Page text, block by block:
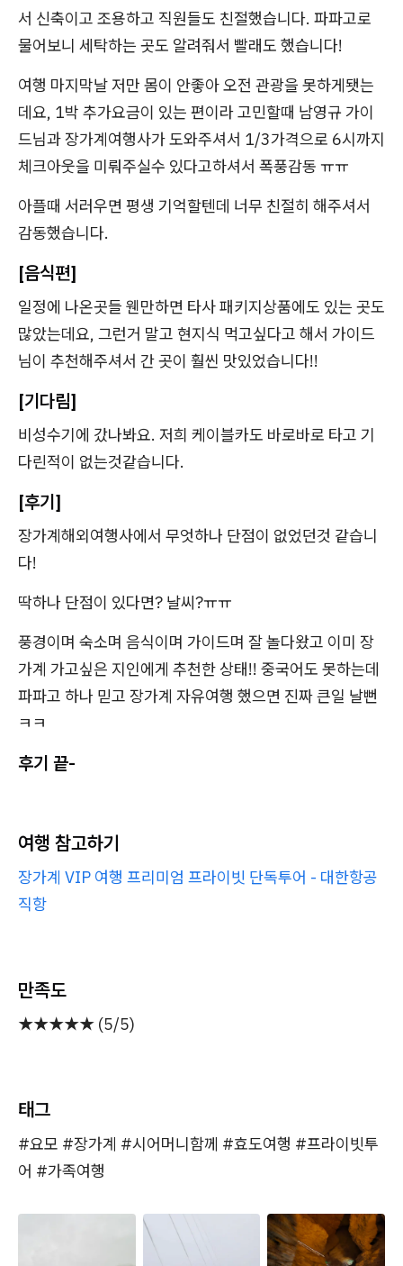
서 신축이고 조용하고 직원들도 친절했습니다. 파파고로
물어보니 세탁하는 곳도 알려줘서 빨래도 했습니다!
여행 마지막날 저만 몸이 안좋아 오전 관광을 못하게됏는
데요, 1박 추가요금이 있는 편이라 고민할때 남영규 가이
드님과 장가계여행사가 도와주셔서 1/3가격으로 6시까지
체크아웃을 미뤄주실수 있다고하셔서 폭풍감동 ㅠㅠ
아플때 서러우면 평생 기억할텐데 너무 친절히 해주셔서
감동했습니다.
[음식편]
일정에 나온곳들 웬만하면 타사 패키지상품에도 있는 곳도
많았는데요, 그런거 말고 현지식 먹고싶다고 해서 가이드
님이 추천해주셔서 간 곳이 훨씬 맛있었습니다!!
[기다림]
비성수기에 갔나봐요. 저희 케이블카도 바로바로 타고 기
다린적이 없는것같습니다.
[후기]
장가계해외여행사에서 무엇하나 단점이 없었던것 같습니
다!
딱하나 단점이 있다면? 날씨?ㅠㅠ
풍경이며 숙소며 음식이며 가이드며 잘 놀다왔고 이미 장
가계 가고싶은 지인에게 추천한 상태!! 중국어도 못하는데
파파고 하나 믿고 장가계 자유여행 했으면 진짜 큰일 날뻔
ㅋㅋ
후기 끝-
여행 참고하기
장가계 VIP 여행 프리미엄 프라이빗 단독투어 - 대한항공
직항
만족도
★★★★★ (5/5)
태그
#요모 #장가계 #시어머니함께 #효도여행 #프라이빗투
어 #가족여행